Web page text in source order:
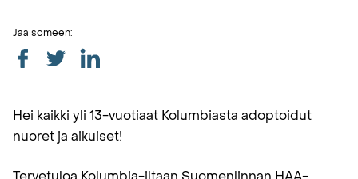
Jaa someen:
Hei kaikki yli 13-vuotiaat Kolumbiasta adoptoidut
nuoret ja aikuiset!